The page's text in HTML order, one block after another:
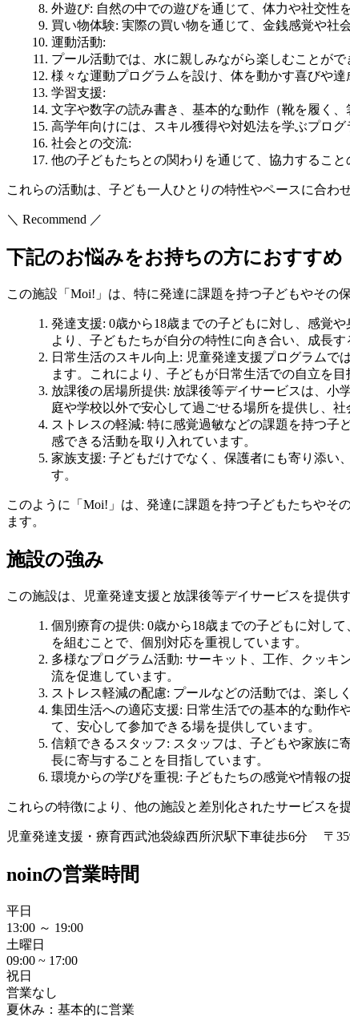
外遊び: 自然の中での遊びを通じて、体力や社交性
買い物体験: 実際の買い物を通じて、金銭感覚や社
運動活動:
プール活動では、水に親しみながら楽しむことが
様々な運動プログラムを設け、体を動かす喜びや達
学習支援:
文字や数字の読み書き、基本的な動作（靴を履く
高学年向けには、スキル獲得や対処法を学ぶプロ
社会との交流:
他の子どもたちとの関わりを通じて、協力するこ
これらの活動は、子ども一人ひとりの特性やペースに合わ
＼ Recommend ／
下記のお悩みをお持ちの方におすすめ
この施設「Moi!」は、特に発達に課題を持つ子どもやその
発達支援: 0歳から18歳までの子どもに対し、感覚
より、子どもたちが自分の特性に向き合い、成長す
日常生活のスキル向上: 児童発達支援プログラムで
ます。これにより、子どもが日常生活での自立を目
放課後の居場所提供: 放課後等デイサービスは、小
庭や学校以外で安心して過ごせる場所を提供し、社
ストレスの軽減: 特に感覚過敏などの課題を持つ子
感できる活動を取り入れています。
家族支援: 子どもだけでなく、保護者にも寄り添い
す。
このように「Moi!」は、発達に課題を持つ子どもたちやそ
ます。
施設の強み
この施設は、児童発達支援と放課後等デイサービスを提供
個別療育の提供: 0歳から18歳までの子どもに対し
を組むことで、個別対応を重視しています。
多様なプログラム活動: サーキット、工作、クッキ
流を促進しています。
ストレス軽減の配慮: プールなどの活動では、楽し
集団生活への適応支援: 日常生活での基本的な動作
て、安心して参加できる場を提供しています。
信頼できるスタッフ: スタッフは、子どもや家族に
長に寄与することを目指しています。
環境からの学びを重視: 子どもたちの感覚や情報の
これらの特徴により、他の施設と差別化されたサービスを
児童発達支援・療育西武池袋線西所沢駅下車徒歩6分 〒
noinの営業時間
平日
13:00 ～ 19:00
土曜日
09:00 ~ 17:00
祝日
営業なし
夏休み：基本的に営業